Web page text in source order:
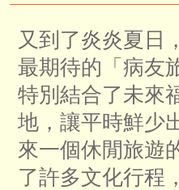
又到了炎炎夏日
最期待的「病友
特別結合了未來
地，讓平時鮮少
來一個休閒旅遊
了許多文化行程